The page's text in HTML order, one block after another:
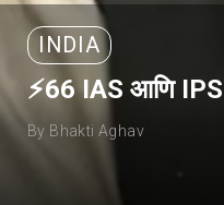
INDIA
⚡66 IAS आणि IPS
By Bhakti Aghav